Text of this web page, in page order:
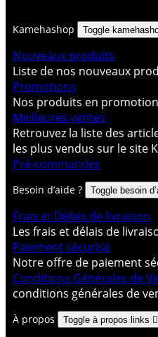
Kamehashop Toggle
Nouveaux produits
Liste de nos nouveaux
Promotions
Nos produits en promotion
Meilleures ventes
Retrouvez la liste des
les plus vendus sur le site
Pré-commandes
Besoin d’aide ? Toggle besoin
Frais et Delais de livraison
Les frais et délais de
Paiement sécurisé
Notre offre de paiement
Conditions Générales de
conditions générales de
À propos Toggle à propos links 